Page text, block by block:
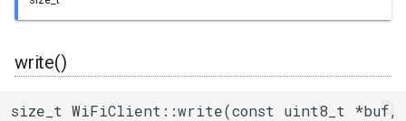
write()
size_t WiFiClient::write(const uint8_t *buf,